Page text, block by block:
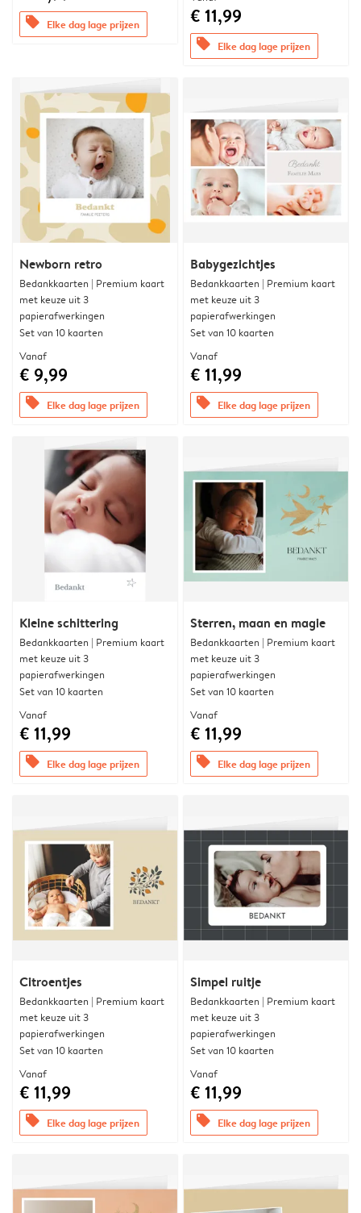
offers Elke dag lage prijzen € 11,99
offers Elke dag lage prijzen
Newborn retro
Bedankkaarten | Premium kaart
met keuze uit 3
papierafwerkingen
Set van 10 kaarten
Vanaf
€ 9,99
offers Elke dag lage prijzen
Babygezichtjes
Bedankkaarten | Premium kaart
met keuze uit 3
papierafwerkingen
Set van 10 kaarten
Vanaf
€ 11,99
offers Elke dag lage prijzen
Kleine schittering
Bedankkaarten | Premium kaart
met keuze uit 3
papierafwerkingen
Set van 10 kaarten
Vanaf
€ 11,99
offers Elke dag lage prijzen
Sterren, maan en magie
Bedankkaarten | Premium kaart
met keuze uit 3
papierafwerkingen
Set van 10 kaarten
Vanaf
€ 11,99
offers Elke dag lage prijzen
Citroentjes
Bedankkaarten | Premium kaart
met keuze uit 3
papierafwerkingen
Set van 10 kaarten
Vanaf
€ 11,99
offers Elke dag lage prijzen
Simpel ruitje
Bedankkaarten | Premium kaart
met keuze uit 3
papierafwerkingen
Set van 10 kaarten
Vanaf
€ 11,99
offers Elke dag lage prijzen